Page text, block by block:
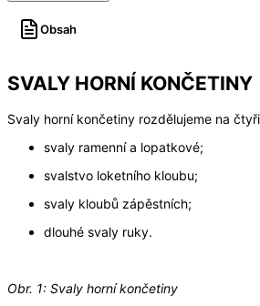
Obsah
SVALY HORNÍ KONČETINY
Svaly horní končetiny rozdělujeme na
svaly ramenní a lopatkové;
svalstvo loketního kloubu;
svaly kloubů zápěstních;
dlouhé svaly ruky.
Obr. 1: Svaly horní končetiny